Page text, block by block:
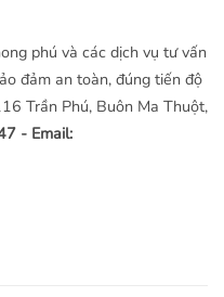
phú và các dịch vụ tư vấn
đảm an toàn, đúng tiến độ
Trần Phú, Buôn Ma Thuột,
- Email: